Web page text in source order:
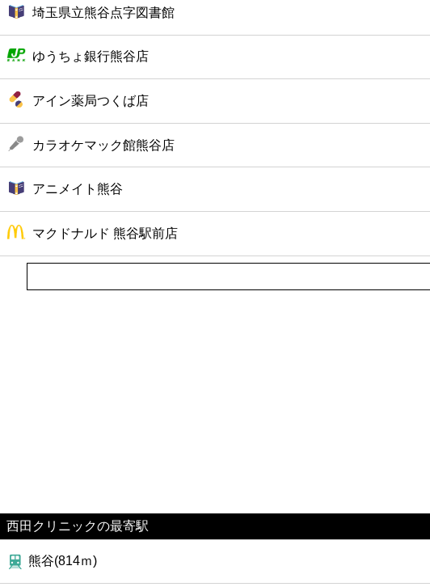
埼玉県立熊谷点字図書館
ゆうちょ銀行熊谷店
アイン薬局つくば店
カラオケマック館熊谷店
アニメイト熊谷
マクドナルド 熊谷駅前店
西田クリニックの最寄駅
熊谷(814ｍ)